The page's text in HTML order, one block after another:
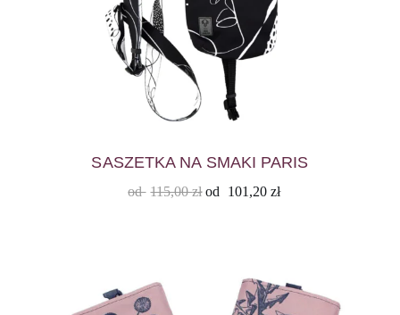
SASZETKA NA SMAKI PARIS
od 115,00zł od 101,20zł